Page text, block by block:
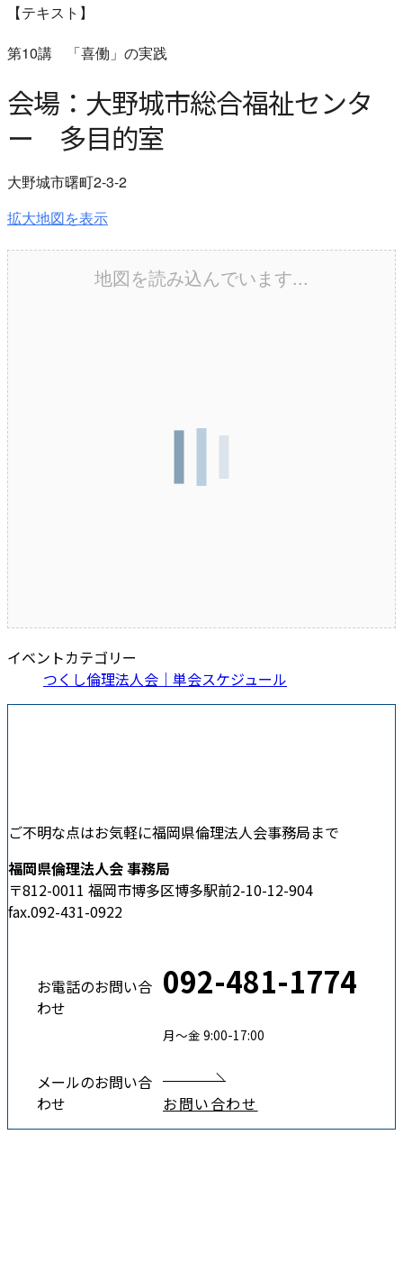
【テキスト】
第10講 「喜働」の実践
会場：大野城市総合福祉センタ
ー 多目的室
大野城市曙町2-3-2
拡大地図を表示
地図を読み込んでいます...
イベントカテゴリー
つくし倫理法人会｜単会スケジュール
ご不明な点はお気軽に福岡県倫理法人会事務局まで
福岡県倫理法人会 事務局
〒812-0011 福岡市博多区博多駅前2-10-12-904
fax.092-431-0922
お電話のお問い合
わせ
092-481-1774
月〜金 9:00-17:00
メールのお問い合
わせ
お問い合わせ